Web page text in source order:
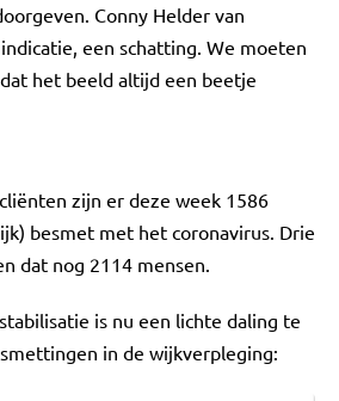
Conny Helder van
een schatting. We moeten
het beeld altijd een beetje
zijn er deze week 1586
besmet met het coronavirus. Drie
dat nog 2114 mensen.
is nu een lichte daling te
in de wijkverpleging: